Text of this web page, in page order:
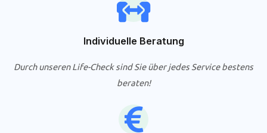
Individuelle Beratung
Durch unseren Life-Check sind Sie über jedes Service bestens
beraten!